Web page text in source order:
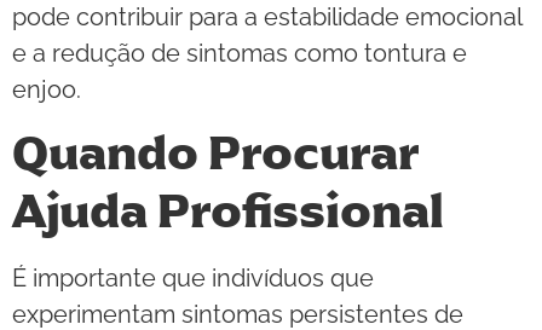
pode contribuir para a estabilidade emocional
e a redução de sintomas como tontura e
enjoo.
Quando Procurar
Ajuda Profissional
É importante que indivíduos que
experimentam sintomas persistentes de